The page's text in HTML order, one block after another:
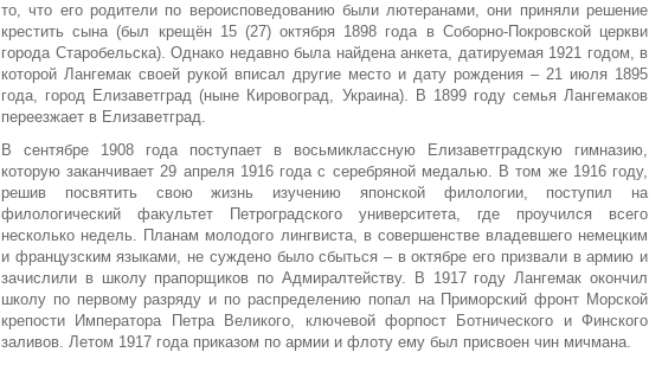
то, что его родители по вероисповедованию были лютеранами, они приняли решение
крестить сына (был крещён 15 (27) октября 1898 года в Соборно-Покровской церкви
города Старобельска). Однако недавно была найдена анкета, датируемая 1921 годом, в
которой Лангемак своей рукой вписал другие место и дату рождения – 21 июля 1895
года, город Елизаветград (ныне Кировоград, Украина). В 1899 году семья Лангемаков
переезжает в Елизаветград.
В сентябре 1908 года поступает в восьмиклассную Елизаветградскую гимназию,
которую заканчивает 29 апреля 1916 года с серебряной медалью. В том же 1916 году,
решив посвятить свою жизнь изучению японской филологии, поступил на
филологический факультет Петроградского университета, где проучился всего
несколько недель. Планам молодого лингвиста, в совершенстве владевшего немецким
и французским языками, не суждено было сбыться – в октябре его призвали в армию и
зачислили в школу прапорщиков по Адмиралтейству. В 1917 году Лангемак окончил
школу по первому разряду и по распределению попал на Приморский фронт Морской
крепости Императора Петра Великого, ключевой форпост Ботнического и Финского
заливов. Летом 1917 года приказом по армии и флоту ему был присвоен чин мичмана.